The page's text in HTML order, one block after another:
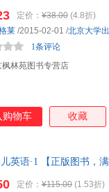
《美国幼儿英语1》为
习内容可被自然地纳
来说
写全多少册的均为单
定价： ¥38.00 (4.8折)
枫林苑图书专营店
1条评论
莱 /2015-02-01 /北京大学
购物车 收藏
英语·1 【正版图书，
定价： ¥115.00 (1.53折)